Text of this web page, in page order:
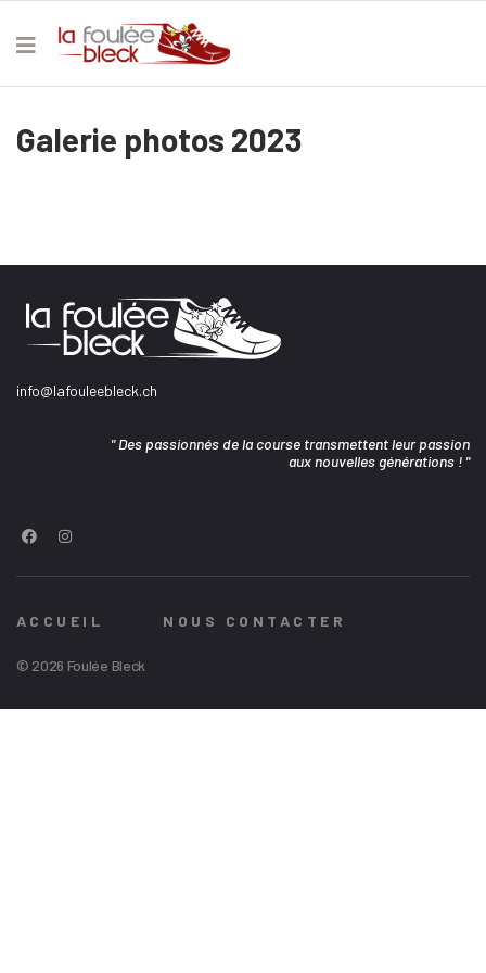
Galerie photos 2023
info@lafouleebleck.ch
" Des passionnés de la course transmettent leur passion
aux nouvelles générations ! "
ACCUEIL NOUS CONTACTER
© 2026 Foulée Bleck